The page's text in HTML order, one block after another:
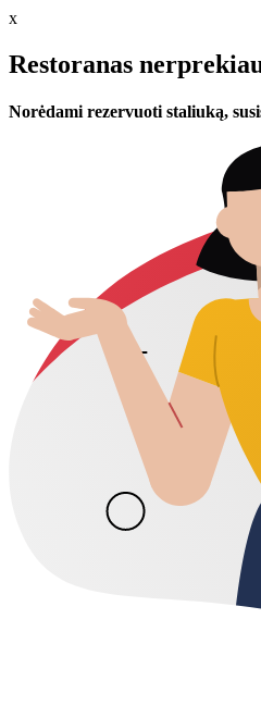
x
Restoranas
Norėdami rezervuoti staliuką,